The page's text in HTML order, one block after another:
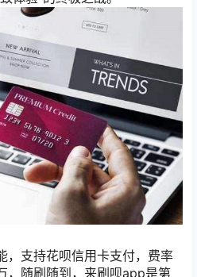
，支持花呗信用卡支付，费率
，随刷随到，来刷呗app是第